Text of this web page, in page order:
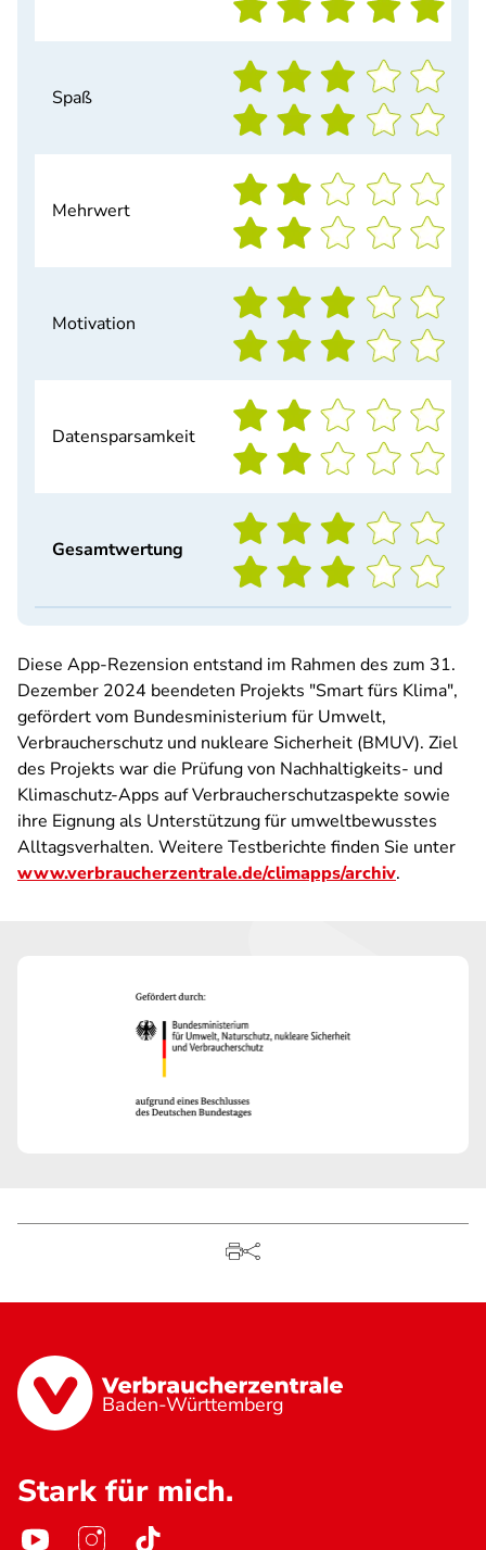
Spaß
Mehrwert
Motivation
Datensparsamkeit
Gesamtwertung
Diese App-Rezension entstand im Rahmen des zum 31.
Dezember 2024 beendeten Projekts "Smart fürs Klima",
gefördert vom Bundesministerium für Umwelt,
Verbraucherschutz und nukleare Sicherheit (BMUV). Ziel
des Projekts war die Prüfung von Nachhaltigkeits- und
Klimaschutz-Apps auf Verbraucherschutzaspekte sowie
ihre Eignung als Unterstützung für umweltbewusstes
Alltagsverhalten. Weitere Testberichte finden Sie unter
www.verbraucherzentrale.de/climapps/archiv.
Baden-Württemberg
Stark für mich.